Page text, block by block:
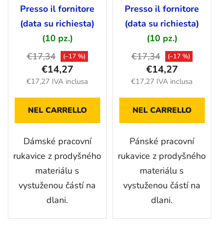
Presso il fornitore
(data su richiesta)
(10 pz.)
€17,27 IVA inclusa
€14,27
€17,34 (–17 %)
NEL CARRELLO
Dámské pracovní
rukavice z prodyšného
materiálu s
vystuženou částí na
dlani.
Presso il fornitore
(data su richiesta)
(10 pz.)
€17,27 IVA inclusa
€14,27
€17,34 (–17 %)
NEL CARRELLO
Pánské pracovní
rukavice z prodyšného
materiálu s
vystuženou částí na
dlani.